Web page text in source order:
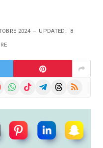
2024 UPDATED: 8
WhatsAppTikTokTelegramThreads
RSS